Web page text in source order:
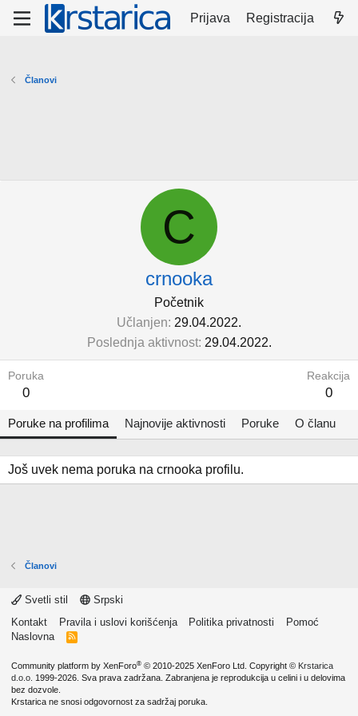
Prijava Registracija
Članovi
C
crnooka
Početnik
Učlanjen 29.04.2022.
Poslednja aktivnost 29.04.2022.
Poruka
0
Reakcija
0
Poruke na profilima Najnovije aktivnosti Poruke O članu
Još uvek nema poruka na crnooka profilu.
Članovi
Svetli stil
Srpski
Kontakt
Pravila i uslovi korišćenja Politika privatnosti
Pomoć
Naslovna
R
Community platform by XenForo® © 2010-2025 XenForo Ltd. Copyright © Krstarica
d.o.o. 1999-2026. Sva prava zadržana. Zabranjena je reprodukcija u celini i u delovima
bez dozvole.
Krstarica ne snosi odgovornost za sadržaj poruka.